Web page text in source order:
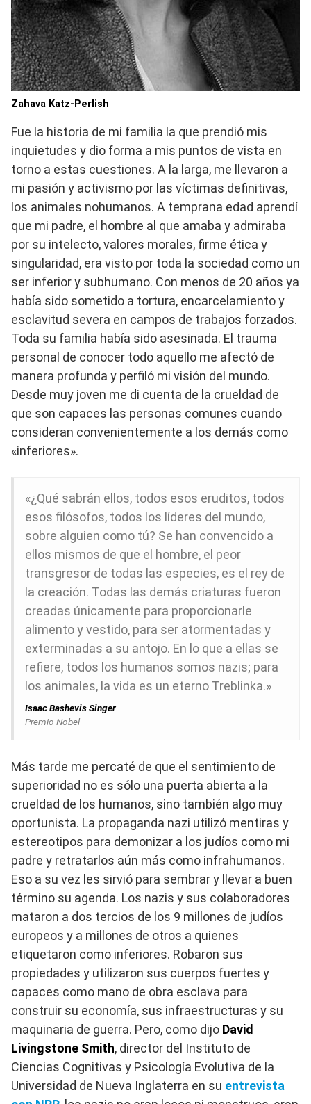
Zahava Katz-Perlish
Fue la historia de mi familia la que prendió mis
inquietudes y dio forma a mis puntos de vista en
torno a estas cuestiones. A la larga, me llevaron a
mi pasión y activismo por las víctimas definitivas,
los animales nohumanos. A temprana edad aprendí
que mi padre, el hombre al que amaba y admiraba
por su intelecto, valores morales, firme ética y
singularidad, era visto por toda la sociedad como un
ser inferior y subhumano. Con menos de 20 años ya
había sido sometido a tortura, encarcelamiento y
esclavitud severa en campos de trabajos forzados.
Toda su familia había sido asesinada. El trauma
personal de conocer todo aquello me afectó de
manera profunda y perfiló mi visión del mundo.
Desde muy joven me di cuenta de la crueldad de
que son capaces las personas comunes cuando
consideran convenientemente a los demás como
«inferiores».
«¿Qué sabrán ellos, todos esos eruditos, todos
esos filósofos, todos los líderes del mundo,
sobre alguien como tú? Se han convencido a
ellos mismos de que el hombre, el peor
transgresor de todas las especies, es el rey de
la creación. Todas las demás criaturas fueron
creadas únicamente para proporcionarle
alimento y vestido, para ser atormentadas y
exterminadas a su antojo. En lo que a ellas se
refiere, todos los humanos somos nazis; para
los animales, la vida es un eterno Treblinka.»
Isaac Bashevis Singer
Premio Nobel
Más tarde me percaté de que el sentimiento de
superioridad no es sólo una puerta abierta a la
crueldad de los humanos, sino también algo muy
oportunista. La propaganda nazi utilizó mentiras y
estereotipos para demonizar a los judíos como mi
padre y retratarlos aún más como infrahumanos.
Eso a su vez les sirvió para sembrar y llevar a buen
término su agenda. Los nazis y sus colaboradores
mataron a dos tercios de los 9 millones de judíos
europeos y a millones de otros a quienes
etiquetaron como inferiores. Robaron sus
propiedades y utilizaron sus cuerpos fuertes y
capaces como mano de obra esclava para
construir su economía, sus infraestructuras y su
maquinaria de guerra. Pero, como dijo David
Livingstone Smith, director del Instituto de
Ciencias Cognitivas y Psicología Evolutiva de la
Universidad de Nueva Inglaterra en su entrevista